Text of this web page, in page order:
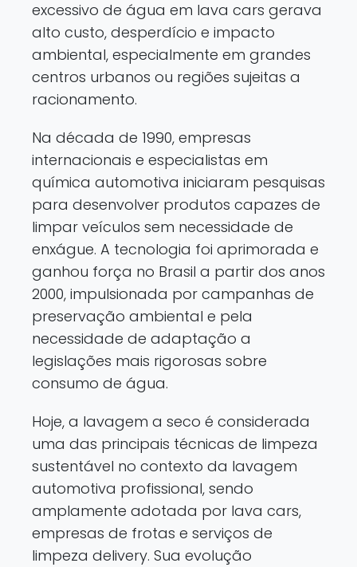
excessivo de água em lava cars gerava
alto custo, desperdício e impacto
ambiental, especialmente em grandes
centros urbanos ou regiões sujeitas a
racionamento.
Na década de 1990, empresas
internacionais e especialistas em
química automotiva iniciaram pesquisas
para desenvolver produtos capazes de
limpar veículos sem necessidade de
enxágue. A tecnologia foi aprimorada e
ganhou força no Brasil a partir dos anos
2000, impulsionada por campanhas de
preservação ambiental e pela
necessidade de adaptação a
legislações mais rigorosas sobre
consumo de água.
Hoje, a lavagem a seco é considerada
uma das principais técnicas de limpeza
sustentável no contexto da lavagem
automotiva profissional, sendo
amplamente adotada por lava cars,
empresas de frotas e serviços de
limpeza delivery. Sua evolução